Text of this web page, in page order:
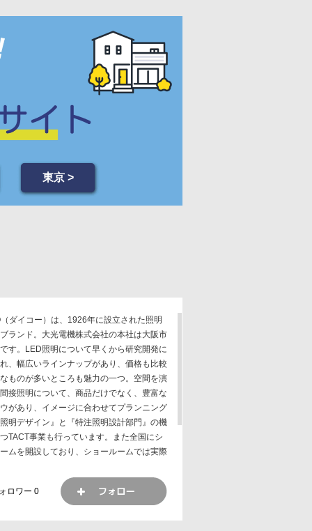
東京 >
ダイコー）は、1926年に設立された照明
ランド。大光電機株式会社の本社は大阪市
す。LED照明について早くから研究開発に
、幅広いラインナップがあり、価格も比較
ものが多いところも魅力の一つ。空間を演
接照明について、商品だけでなく、豊富な
があり、イメージに合わせてプランニング
明デザイン』と『特注照明設計部門』の機
TACT事業も行っています。また全国にシ
ムを開設しており、ショールームでは実際
気や明るさなどを確認でき、照明計画の
も便利に使えます。
ロワー 0